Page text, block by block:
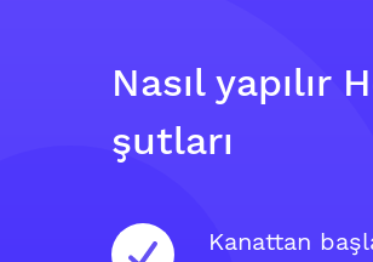
Nasıl yapılır
şutları
Kanattan